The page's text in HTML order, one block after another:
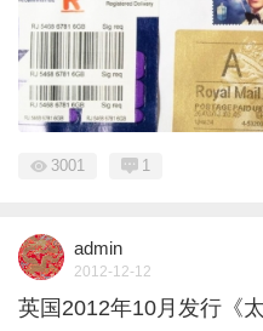
3001 1
admin
2012-12-12
英国2012年10月发行《